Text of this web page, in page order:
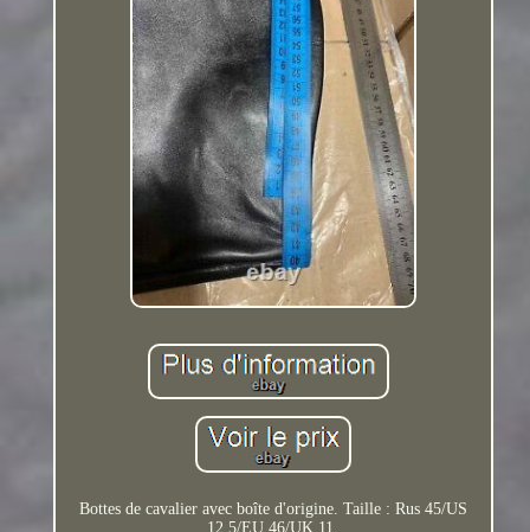
Bottes de cavalier avec boîte d'origine. Taille : Rus 45/US
12.5/EU 46/UK 11.